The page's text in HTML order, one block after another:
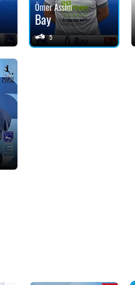
Ömer Assim
Bay
5